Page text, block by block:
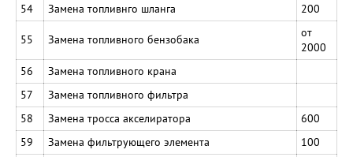
54
Замена топливнго шланга 200
55 Замена топливного бензобака
от
2000
56
Замена топливного крана
57
Замена топливного фильтра
58
Замена тросса акселиратора
600
59
Замена фильтрующего элемента 100